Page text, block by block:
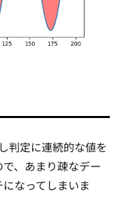
判定に連続的な値を
、あまり疎なデー
なってしまいま